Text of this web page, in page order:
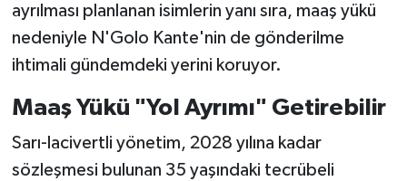
ayrılması planlanan isimlerin yanı sıra, maaş yükü
nedeniyle N'Golo Kante'nin de gönderilme
ihtimali gündemdeki yerini koruyor.
Maaş Yükü "Yol Ayrımı" Getirebilir
Sarı-lacivertli yönetim, 2028 yılına kadar
sözleşmesi bulunan 35 yaşındaki tecrübeli